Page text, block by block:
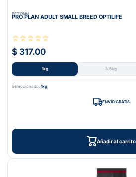
PET PAW
PRO PLAN ADULT SMALL BREED OPTILIFE
$ 317.00
1kg 3.5kg
Seleccionado: 1kg
ENVÍO GRATIS
Añadir al carrito